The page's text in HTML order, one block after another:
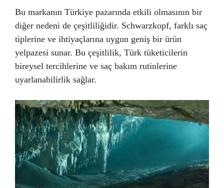
Bu markanın Türkiye pazarında etkili olmasının bir
diğer nedeni de çeşitliliğidir. Schwarzkopf, farklı saç
tiplerine ve ihtiyaçlarına uygun geniş bir ürün
yelpazesi sunar. Bu çeşitlilik, Türk tüketicilerin
bireysel tercihlerine ve saç bakım rutinlerine
uyarlanabilirlik sağlar.